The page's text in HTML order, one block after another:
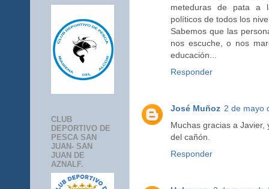
meteduras de pata a
políticos de todos los
Sabemos que las
nos escuche, o nos
educación...
Responder
José Muñoz 2 de mayo
Muchas gracias a
del cañón.
Responder
CLUB
DEPORTIVO DE
PESCA SAN
JUAN- SAN
JUAN DE
AZNALF.